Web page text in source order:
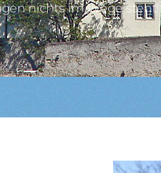
nichts im Wege steht!